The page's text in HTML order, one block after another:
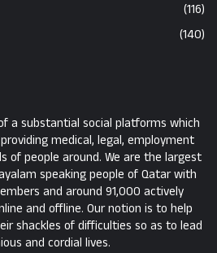
(116)
(140)
a substantial social platforms which
medical, legal, employment
of people around. We are the largest
speaking people of Qatar with
and around 91,000 actively
and offline. Our notion is to help
shackles of difficulties so as to lead
and cordial lives.